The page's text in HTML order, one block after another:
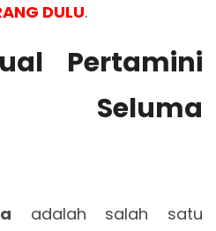
DULU.
Pertamini
Seluma
adalah salah satu